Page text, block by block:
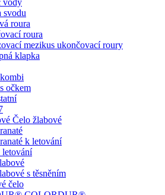
vody
svodu
roura
roura
mezikus ukončovací roury
klapka
očkem
Čelo žlabové
k letování
letování
s těsněním
čelo